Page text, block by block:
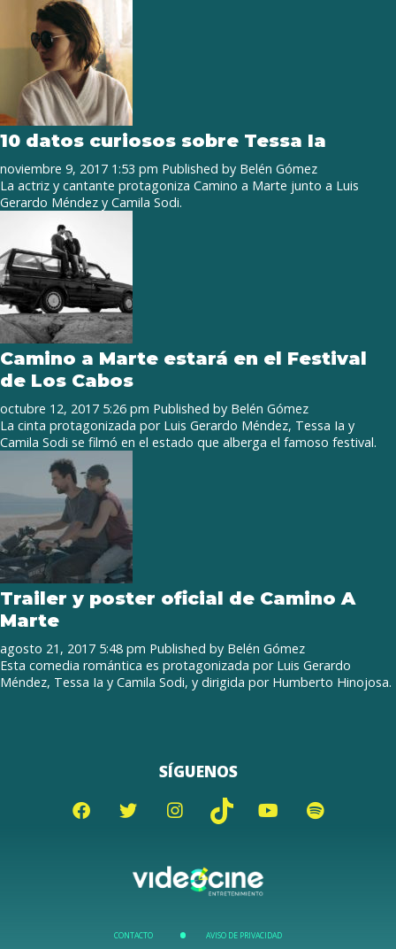
10 datos curiosos sobre Tessa Ia
noviembre 9, 2017 1:53 pm Published by Belén Gómez
La actriz y cantante protagoniza Camino a Marte junto a Luis
Gerardo Méndez y Camila Sodi.
Camino a Marte estará en el Festival
de Los Cabos
octubre 12, 2017 5:26 pm Published by Belén Gómez
La cinta protagonizada por Luis Gerardo Méndez, Tessa Ia y
Camila Sodi se filmó en el estado que alberga el famoso festival.
Trailer y poster oficial de Camino A
Marte
agosto 21, 2017 5:48 pm Published by Belén Gómez
Esta comedia romántica es protagonizada por Luis Gerardo
Méndez, Tessa Ia y Camila Sodi, y dirigida por Humberto Hinojosa.
SÍGUENOS
CONTACTO AVISO DE PRIVACIDAD